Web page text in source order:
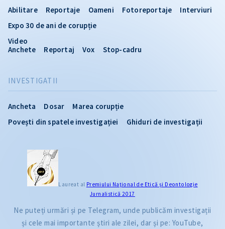
INVESTIGATII
Ancheta Dosar
Marea corupție
Povești din spatele investigației
Ghiduri de investigații
Abilitare Reportaje Oameni Fotoreportaje
Interviuri
Expo 30 de ani de corupție
Video
Anchete
Reportaj Vox Stop-cadru
Laureat al Premiului Naţional de Etică și Deontologie
Jurnalistică 2017
Ne puteți urmări și pe Telegram, unde publicăm investigații
și cele mai importante știri ale zilei, dar și pe: YouTube,